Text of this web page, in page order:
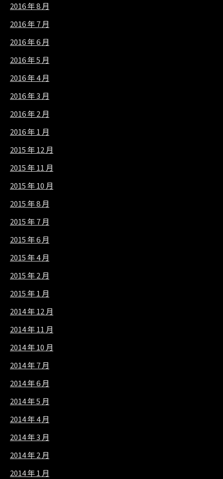
2016 年 8 月
2016 年 7 月
2016 年 6 月
2016 年 5 月
2016 年 4 月
2016 年 3 月
2016 年 2 月
2016 年 1 月
2015 年 12 月
2015 年 11 月
2015 年 10 月
2015 年 8 月
2015 年 7 月
2015 年 6 月
2015 年 4 月
2015 年 2 月
2015 年 1 月
2014 年 12 月
2014 年 11 月
2014 年 10 月
2014 年 7 月
2014 年 6 月
2014 年 5 月
2014 年 4 月
2014 年 3 月
2014 年 2 月
2014 年 1 月